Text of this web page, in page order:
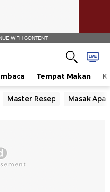
WITH CONTENT
Tempat Makan
Master Resep Masak Apa